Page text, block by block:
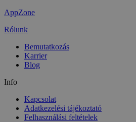
AppZone
Rólunk
Bemutatkozás
Karrier
Blog
Info
Kapcsolat
Adatkezelési tájékoztató
Felhasználási feltételek